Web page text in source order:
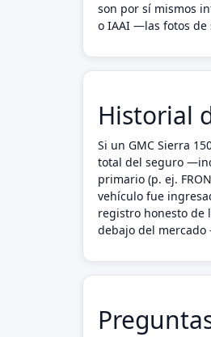
son por sí mismos
o IAAI —las fotos de
Historial
Si un GMC Sierra
total del seguro
primario (p. ej.
vehículo fue
registro honesto de
debajo del